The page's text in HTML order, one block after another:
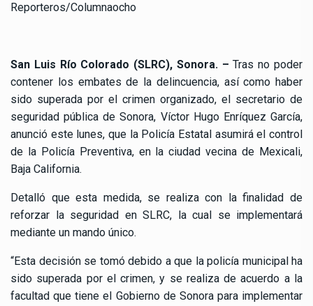
Reporteros/Columnaocho
San Luis Río Colorado (SLRC), Sonora. – Tras no poder
contener los embates de la delincuencia, así como haber
sido superada por el crimen organizado, el secretario de
seguridad pública de Sonora, Víctor Hugo Enríquez García,
anunció este lunes, que la Policía Estatal asumirá el control
de la Policía Preventiva, en la ciudad vecina de Mexicali,
Baja California.
Detalló que esta medida, se realiza con la finalidad de
reforzar la seguridad en SLRC, la cual se implementará
mediante un mando único.
“Esta decisión se tomó debido a que la policía municipal ha
sido superada por el crimen, y se realiza de acuerdo a la
facultad que tiene el Gobierno de Sonora para implementar